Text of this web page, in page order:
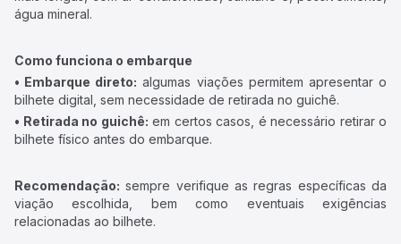
água mineral.
Como funciona o embarque
• Embarque direto: algumas viações permitem apresentar o
bilhete digital, sem necessidade de retirada no guichê.
• Retirada no guichê: em certos casos, é necessário retirar o
bilhete físico antes do embarque.
Recomendação: sempre verifique as regras específicas da
viação escolhida, bem como eventuais exigências
relacionadas ao bilhete.